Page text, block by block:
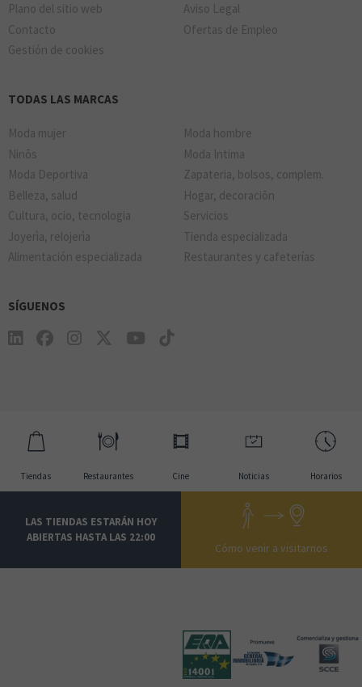
Plano del sitio web
Aviso Legal
Contacto
Ofertas de Empleo
Gestión de cookies
TODAS LAS MARCAS
Moda mujer
Moda hombre
Ninõs
Moda Intima
Moda Deportiva
Zapateria, bolsos, complem.
Belleza, salud
Hogar, decoraciõn
Cultura, ocio, tecnologia
Servicios
Joyerìa, relojerìa
Tienda especializada
Alimentación especializada
Restaurantes y cafeterías
SÍGUENOS
Tiendas Restaurantes Cine Noticias Horarios
LAS TIENDAS ESTARÁN HOY
ABIERTAS HASTA LAS 22:00
Cómo venir a visitarnos